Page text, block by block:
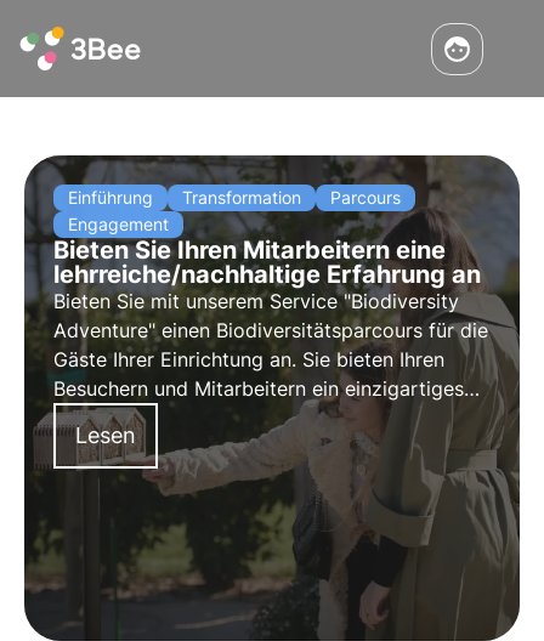
Einführung Transformation
Parcours
Engagement
Bieten Sie Ihren Mitarbeitern eine
lehrreiche/nachhaltige Erfahrung an
Bieten Sie mit unserem Service "Biodiversity
Adventure" einen Biodiversitätsparcours für die
Gäste Ihrer Einrichtung an. Sie bieten Ihren
Besuchern und Mitarbeitern ein einzigartiges
Erlebnis und sensibilisieren sie gleichzeitig für
die Bedeutung von Bestäubern.
Lesen